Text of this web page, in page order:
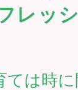
レッ
ては時